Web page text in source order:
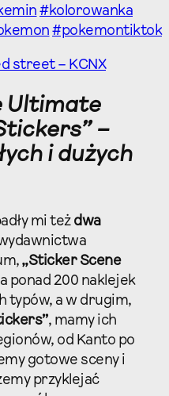
#kolorowanka
#pokemontiktok
street – KCNX
Ultimate
–
i dużych
mi też dwa
„Sticker Scene
ponad 200 naklejek
typów, a w drugim,
, mamy ich
od Kanto po
gotowe sceny i
przyklejać